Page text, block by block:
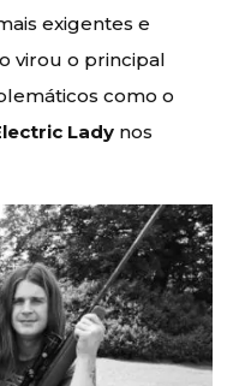
exigentes e
virou o principal
como o
Lady nos